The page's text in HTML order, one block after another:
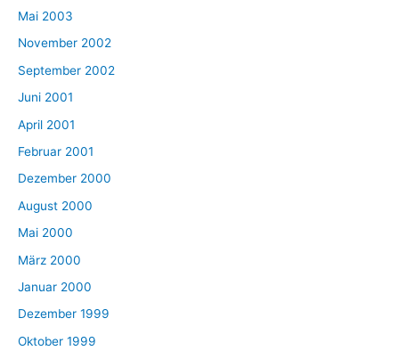
Mai 2003
November 2002
September 2002
Juni 2001
April 2001
Februar 2001
Dezember 2000
August 2000
Mai 2000
März 2000
Januar 2000
Dezember 1999
Oktober 1999